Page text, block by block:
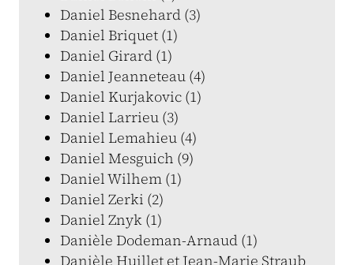
Daniel Besnehard (3)
Daniel Briquet (1)
Daniel Girard (1)
Daniel Jeanneteau (4)
Daniel Kurjakovic (1)
Daniel Larrieu (3)
Daniel Lemahieu (4)
Daniel Mesguich (9)
Daniel Wilhem (1)
Daniel Zerki (2)
Daniel Znyk (1)
Danièle Dodeman-Arnaud (1)
Danièle Huillet et Jean-Marie Straub